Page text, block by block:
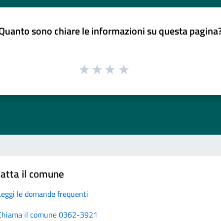
sono chiare le informazioni su questa
il comune
le domande frequenti
il comune 0362-3921